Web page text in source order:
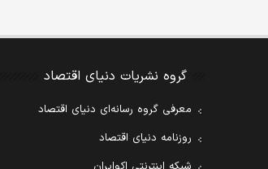
گروه نشریات دنیای اقتصاد
معرفی گروه رسانه‌ای دنیای اقتصاد
روزنامه دنیای اقتصاد